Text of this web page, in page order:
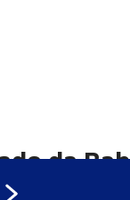
da